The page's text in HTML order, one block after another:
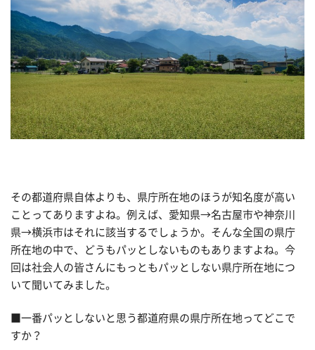
その都道府県自体よりも、県庁所在地のほうが知名度が高い
ことってありますよね。例えば、愛知県→名古屋市や神奈川
県→横浜市はそれに該当するでしょうか。そんな全国の県庁
所在地の中で、どうもパッとしないものもありますよね。今
回は社会人の皆さんにもっともパッとしない県庁所在地につ
いて聞いてみました。
■一番パッとしないと思う都道府県の県庁所在地ってどこで
すか？